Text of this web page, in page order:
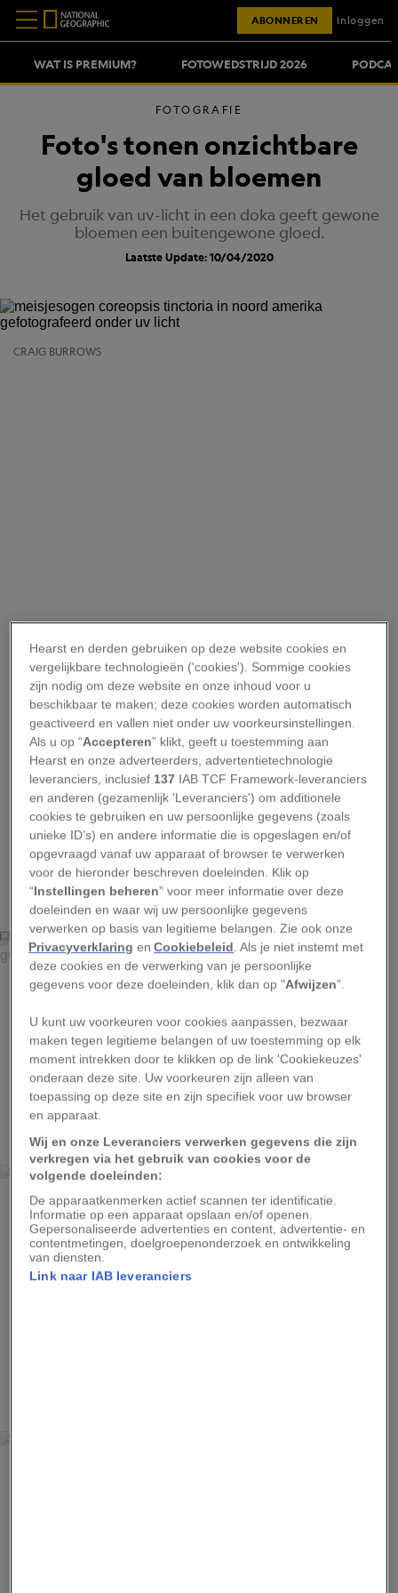
WAT IS PREMIUM? FOTOWEDSTRIJD 2026
ABONNEREN Inloggen
FOTOGRAFIE
Foto's tonen onzichtbare
gloed van bloemen
Het gebruik van uv-licht in een doka geeft gewone
bloemen een buitengewone gloed.
Laatste Update: 10/04/2020
CRAIG BURROWS
1
CRAIG BURROWS
'Meisjesogen' (coreopsis tinctoria) is een
veelvoorkomende bloem in Noord-Amerika. Onder uv-licht
2
CRAIG BURROWS
Mexicaanse zonnebloem
CRAIG BURROWS
Hearst en derden gebruiken op deze website cookies en
vergelijkbare technologieën ('cookies'). Sommige cookies
zijn nodig om deze website en onze inhoud voor u
beschikbaar te maken; deze cookies worden automatisch
geactiveerd en vallen niet onder uw voorkeursinstellingen.
Als u op “Accepteren” klikt, geeft u toestemming aan
Hearst en onze adverteerders, advertentietechnologie
leveranciers, inclusief 137 IAB TCF Framework-leveranciers
en anderen (gezamenlijk 'Leveranciers') om additionele
cookies te gebruiken en uw persoonlijke gegevens (zoals
unieke ID’s) en andere informatie die is opgeslagen en/of
opgevraagd vanaf uw apparaat of browser te verwerken
voor de hieronder beschreven doeleinden. Klik op
“Instellingen beheren” voor meer informatie over deze
doeleinden en waar wij uw persoonlijke gegevens
verwerken op basis van legitieme belangen. Zie ook onze
Privacyverklaring enCookiebeleid . Als je niet instemt met
deze cookies en de verwerking van je persoonlijke
gegevens voor deze doeleinden, klik dan op "Afwijzen”.
U kunt uw voorkeuren voor cookies aanpassen, bezwaar
maken tegen legitieme belangen of uw toestemming op elk
moment intrekken door te klikken op de link 'Cookiekeuzes'
onderaan deze site. Uw voorkeuren zijn alleen van
toepassing op deze site en zijn specifiek voor uw browser
en apparaat.
Wij en onze Leveranciers verwerken gegevens die zijn
verkregen via het gebruik van cookies voor de
volgende doeleinden:
De apparaatkenmerken actief scannen ter identificatie.
Informatie op een apparaat opslaan en/of openen.
Gepersonaliseerde advertenties en content, advertentie- en
contentmetingen, doelgroepenonderzoek en ontwikkeling
van diensten.
Link naar IAB leveranciers